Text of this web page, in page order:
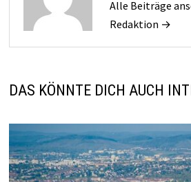
Alle Beiträge
Redaktion →
DAS KÖNNTE DICH AUCH